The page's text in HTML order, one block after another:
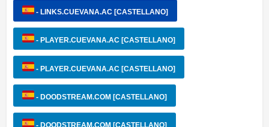
- LINKS.CUEVANA.AC [CASTELLANO]
- PLAYER.CUEVANA.AC [CASTELLANO]
- PLAYER.CUEVANA.AC [CASTELLANO]
- DOODSTREAM.COM [CASTELLANO]
- DOODSTREAM.COM [CASTELLANO]